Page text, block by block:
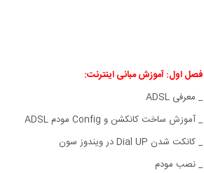
فصل اول: آموزش مبانی اینترنت:
_ معرفی ADSL
_ آموزش ساخت کانکشن و Config مودم ADSL
_ کانکت شدن Dial UP در ویندوز سون
_ نصب مودم